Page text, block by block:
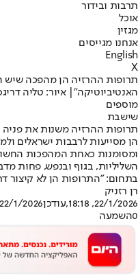
תרבות ובידור
אוכל
מגזין
אנחנו מגייסים
English
X
תרופות ההרזיה הן מהפכה שיש
האנטיביוטיקה"| איור: טליה
מוספים
שישבת
תרופות ההרזיה משנות את
הן מסייעות לרבבות ישראלים
ומסומנות כאחת המהפכות
השליליות, בגוף ובנפש, פחות
בתחום: "התרופות הן לא קיצור
רן רזניק
22/1/2026, 18:18
,עודכן22/1/2026, 18:23
0השמעה